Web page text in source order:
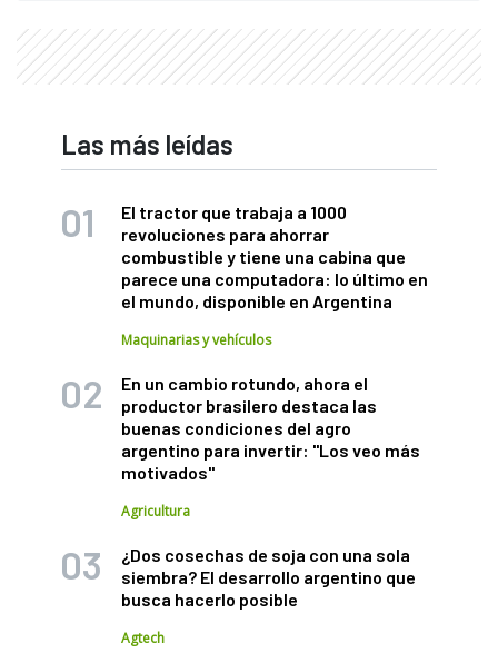
Las más leídas
El tractor que trabaja a 1000
revoluciones para ahorrar
combustible y tiene una cabina que
parece una computadora: lo último en
el mundo, disponible en Argentina
Maquinarias y vehículos
En un cambio rotundo, ahora el
productor brasilero destaca las
buenas condiciones del agro
argentino para invertir: "Los veo más
motivados"
Agricultura
¿Dos cosechas de soja con una sola
siembra? El desarrollo argentino que
busca hacerlo posible
Agtech